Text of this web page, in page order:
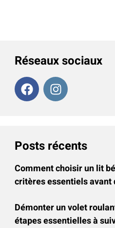
Réseaux sociaux
Posts récents
Comment choisir un lit
critères essentiels avant
Démonter un volet
étapes essentielles à